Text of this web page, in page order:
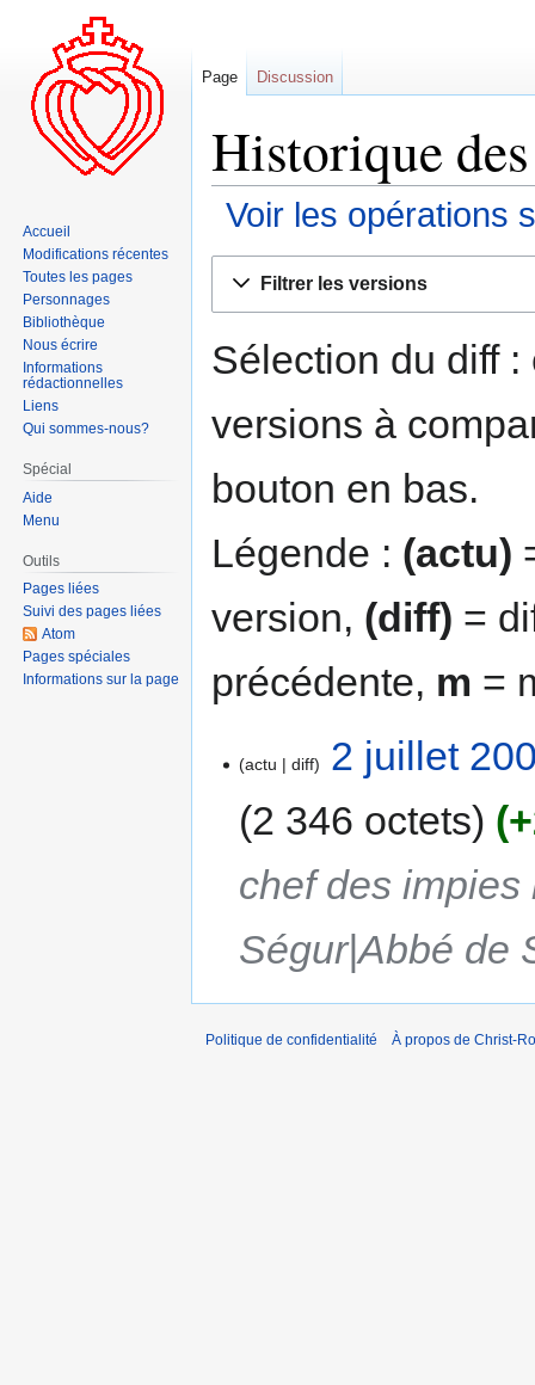
Historique
Voir les opérations
navigation
recherche
Filtrer les versions
Sélection du diff
versions à
bouton en bas.
Légende : (actu)
version, (diff) =
précédente, m =
actu diff
2 juillet
2 346 octets
chef des
Ségur|Abbé de
Page Discussion
Accueil
Modifications récentes
Toutes les pages
Personnages
Bibliothèque
Nous écrire
Informations
rédactionnelles
Liens
Qui sommes-nous?
Spécial
Aide
Menu
Outils
Pages liées
Suivi des pages liées
Atom
Pages spéciales
Informations sur la page
Politique de confidentialité À propos de Christ-